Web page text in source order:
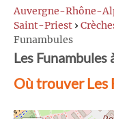
Auvergne-Rhône-
Saint-Priest ›
Funambules
Les Funambules
Où trouver Les